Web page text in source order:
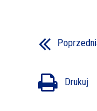
Drukuj